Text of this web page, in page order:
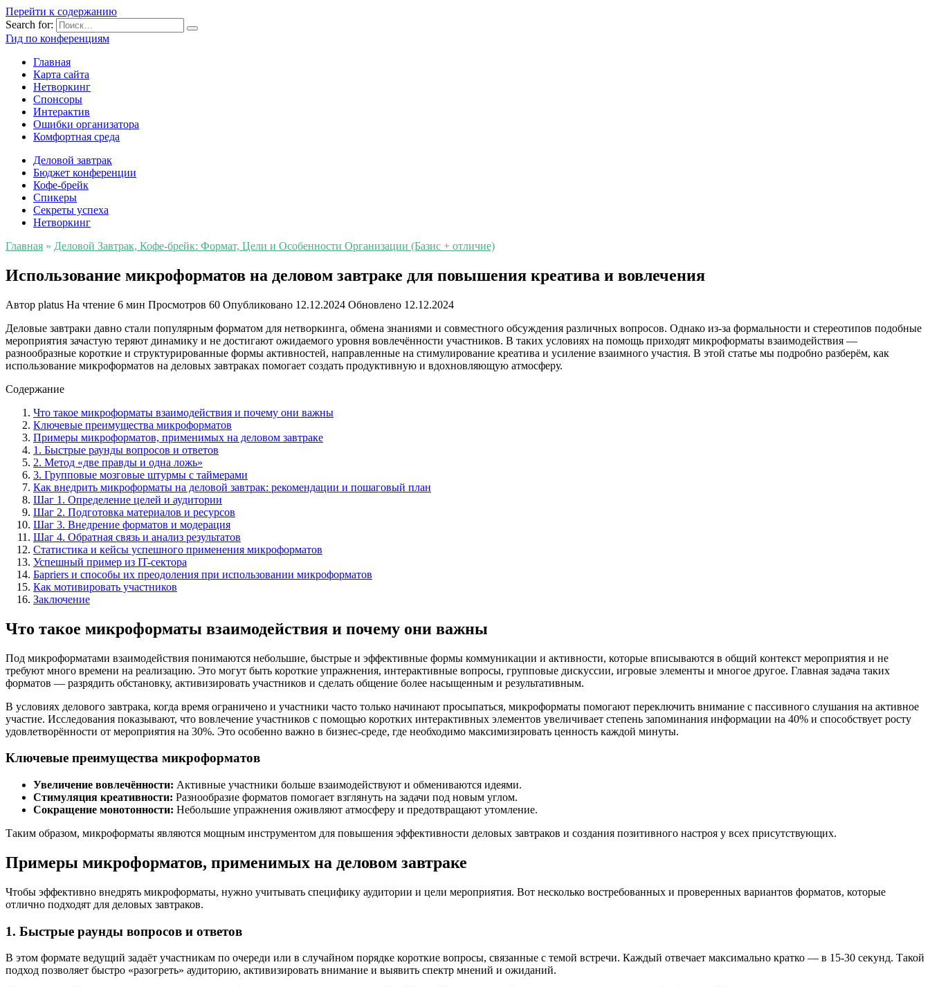
Перейти к содержанию
Search for:
Гид по конференциям
Главная
Карта сайта
Нетворкинг
Спонсоры
Интерактив
Ошибки организатора
Комфортная среда
Деловой завтрак
Бюджет конференции
Кофе-брейк
Спикеры
Секреты успеха
Нетворкинг
Главная » Деловой Завтрак, Кофе-брейк: Формат, Цели и Особенности Организации (Базис + отличие)
Использование микроформатов на деловом завтраке для повышения креатива и вовлечения
Автор platus На чтение 6 мин Просмотров 60 Опубликовано 12.12.2024 Обновлено 12.12.2024
Деловые завтраки давно стали популярным форматом для нетворкинга, обмена знаниями и совместного обсуждения различных вопросов. Однако из-за формальности и стереотипов подобные
мероприятия зачастую теряют динамику и не достигают ожидаемого уровня вовлечённости участников. В таких условиях на помощь приходят микроформаты взаимодействия —
разнообразные короткие и структурированные формы активностей, направленные на стимулирование креатива и усиление взаимного участия. В этой статье мы подробно разберём, как
использование микроформатов на деловых завтраках помогает создать продуктивную и вдохновляющую атмосферу.
Содержание
Что такое микроформаты взаимодействия и почему они важны
Ключевые преимущества микроформатов
Примеры микроформатов, применимых на деловом завтраке
1. Быстрые раунды вопросов и ответов
2. Метод «две правды и одна ложь»
3. Групповые мозговые штурмы с таймерами
Как внедрить микроформаты на деловой завтрак: рекомендации и пошаговый план
Шаг 1. Определение целей и аудитории
Шаг 2. Подготовка материалов и ресурсов
Шаг 3. Внедрение форматов и модерация
Шаг 4. Обратная связь и анализ результатов
Статистика и кейсы успешного применения микроформатов
Успешный пример из IT-сектора
Барriers и способы их преодоления при использовании микроформатов
Как мотивировать участников
Заключение
Что такое микроформаты взаимодействия и почему они важны
Под микроформатами взаимодействия понимаются небольшие, быстрые и эффективные формы коммуникации и активности, которые вписываются в общий контекст мероприятия и не
требуют много времени на реализацию. Это могут быть короткие упражнения, интерактивные вопросы, групповые дискуссии, игровые элементы и многое другое. Главная задача таких
форматов — разрядить обстановку, активизировать участников и сделать общение более насыщенным и результативным.
В условиях делового завтрака, когда время ограничено и участники часто только начинают просыпаться, микроформаты помогают переключить внимание с пассивного слушания на активное
участие. Исследования показывают, что вовлечение участников с помощью коротких интерактивных элементов увеличивает степень запоминания информации на 40% и способствует росту
удовлетворённости от мероприятия на 30%. Это особенно важно в бизнес-среде, где необходимо максимизировать ценность каждой минуты.
Ключевые преимущества микроформатов
Увеличение вовлечённости: Активные участники больше взаимодействуют и обмениваются идеями.
Стимуляция креативности: Разнообразие форматов помогает взглянуть на задачи под новым углом.
Сокращение монотонности: Небольшие упражнения оживляют атмосферу и предотвращают утомление.
Таким образом, микроформаты являются мощным инструментом для повышения эффективности деловых завтраков и создания позитивного настроя у всех присутствующих.
Примеры микроформатов, применимых на деловом завтраке
Чтобы эффективно внедрять микроформаты, нужно учитывать специфику аудитории и цели мероприятия. Вот несколько востребованных и проверенных вариантов форматов, которые
отлично подходят для деловых завтраков.
1. Быстрые раунды вопросов и ответов
В этом формате ведущий задаёт участникам по очереди или в случайном порядке короткие вопросы, связанные с темой встречи. Каждый отвечает максимально кратко — в 15-30 секунд. Такой
подход позволяет быстро «разогреть» аудиторию, активизировать внимание и выявить спектр мнений и ожиданий.